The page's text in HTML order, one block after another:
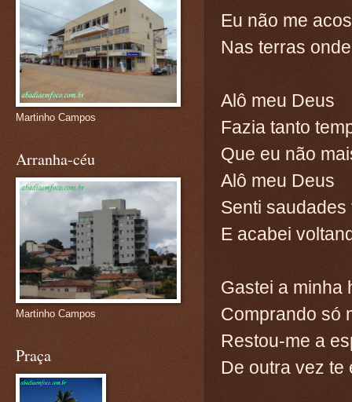
Eu não me
Nas terras
Alô meu Deus
Fazia tanto
Que eu não
Alô meu Deus
Senti saudades
E acabei
Gastei a minha
Comprando só
Restou-me a
De outra vez te
Martinho Campos
Arranha-céu
Martinho Campos
Praça